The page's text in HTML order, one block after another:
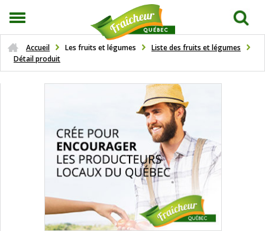
Accueil Les fruits et légumes
Liste des fruits et légumes
Détail produit